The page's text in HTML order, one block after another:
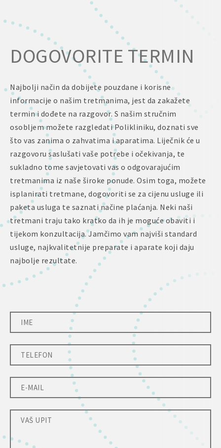
DOGOVORITE TERMIN
Najbolji način da dobijete pouzdane i korisne
informacije o našim tretmanima, jest da zakažete
termin i dođete na razgovor. S našim stručnim
osobljem možete razgledati Polikliniku, doznati sve
što vas zanima o zahvatima i aparatima. Liječnik će u
razgovoru saslušati vaše potrebe i očekivanja, te
sukladno tome savjetovati vas o odgovarajućim
tretmanima iz naše široke ponude. Osim toga, možete
isplanirati tretmane, dogovoriti se za cijenu usluge ili
paketa usluga te saznati načine plaćanja. Neki naši
tretmani traju tako kratko da ih je moguće obaviti i
tijekom konzultacija. Jamčimo vam najviši standard
usluge, najkvalitetnije preparate i aparate koji daju
najbolje rezultate.